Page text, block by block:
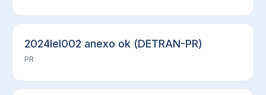
2024lel002 anexo ok (DETRAN-PR)
PR